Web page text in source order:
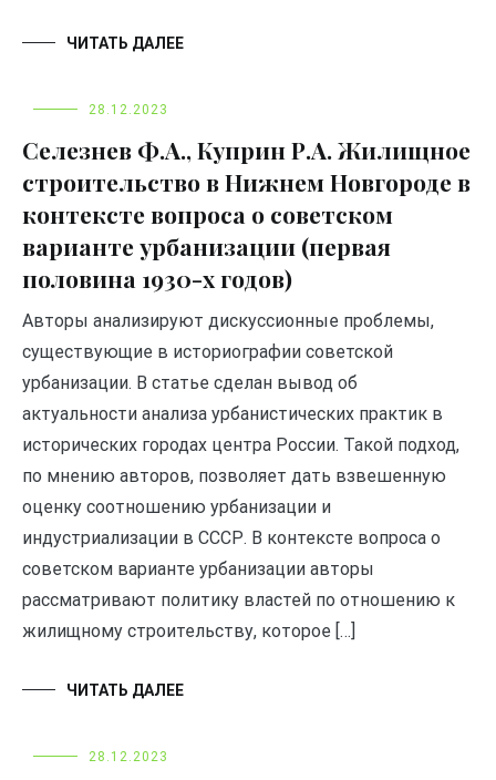
ЧИТАТЬ ДАЛЕЕ
28.12.2023
Селезнев Ф.А., Куприн Р.А. Жилищное
строительство в Нижнем Новгороде в
контексте вопроса о советском
варианте урбанизации (первая
половина 1930-х годов)
Авторы анализируют дискуссионные проблемы,
существующие в историографии советской
урбанизации. В статье сделан вывод об
актуальности анализа урбанистических практик в
исторических городах центра России. Такой подход,
по мнению авторов, позволяет дать взвешенную
оценку соотношению урбанизации и
индустриализации в СССР. В контексте вопроса о
советском варианте урбанизации авторы
рассматривают политику властей по отношению к
жилищному строительству, которое […]
ЧИТАТЬ ДАЛЕЕ
28.12.2023